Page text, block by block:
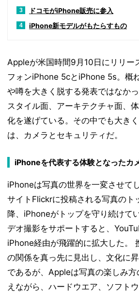
3 ドコモがiPhone販売に参入
4 iPhone新モデルがもたらすもの
Appleが米国時間9月10日にリリー
フォンiPhone 5cとiPhone 5s。概
や噂を大きく脱する発表ではなか
スタイル面、アーキテクチャ面、
化を遂げている。その中でも大き
は、カメラとセキュリティだ。
iPhoneを代表する体験となったカ
iPhoneは写真の世界を一変させて
サイトFlickrに投稿される写真のト
降、iPhoneがトップを守り続けて
デオ撮影をサポートすると、
iPhone経由が飛躍的に拡大した。
の関係を真っ先に見出し、文化に
であるが、Appleは写真の楽しみ
えながら、ハードウエア、ソフト